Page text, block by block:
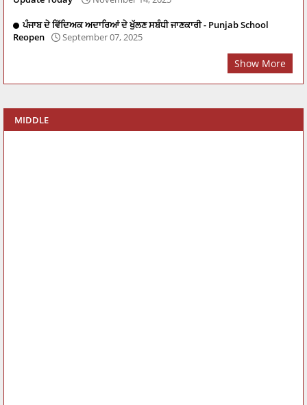
ਪੰਜਾਬ ਦੇ ਵਿੱਦਿਅਕ ਅਦਾਰਿਆਂ ਦੇ ਖੁੱਲਣ ਸਬੰਧੀ ਜਾਣਕਾਰੀ - Punjab School
Reopen
September 07, 2025
Show More
MIDDLE